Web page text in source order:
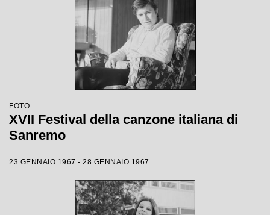
FOTO
XVII Festival della canzone italiana di
Sanremo
23 GENNAIO 1967 - 28 GENNAIO 1967